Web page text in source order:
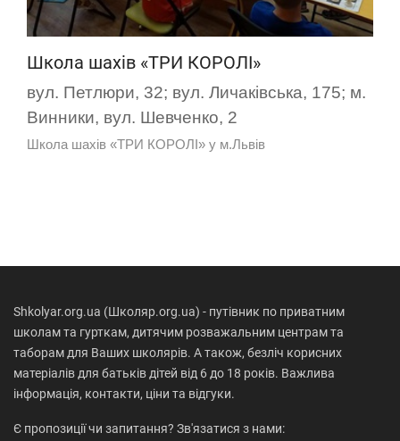
Школа шахів «ТРИ КОРОЛІ»
вул. Петлюри, 32; вул. Личаківська, 175; м.
Винники, вул. Шевченко, 2
Школа шахів «ТРИ КОРОЛІ» у м.Львів
Shkolyar.org.ua (Школяр.org.ua) - путівник по приватним
школам та гурткам, дитячим розважальним центрам та
таборам для Ваших школярів. А також, безліч корисних
матеріалів для батьків дітей від 6 до 18 років. Важлива
інформація, контакти, ціни та відгуки.
Є пропозиції чи запитання? Зв'язатися з нами: